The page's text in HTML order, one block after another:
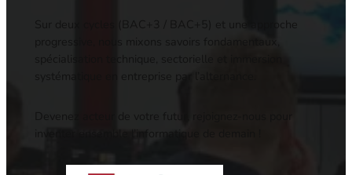
Sur deux cycles (BAC+3 / BAC+5) et une approche